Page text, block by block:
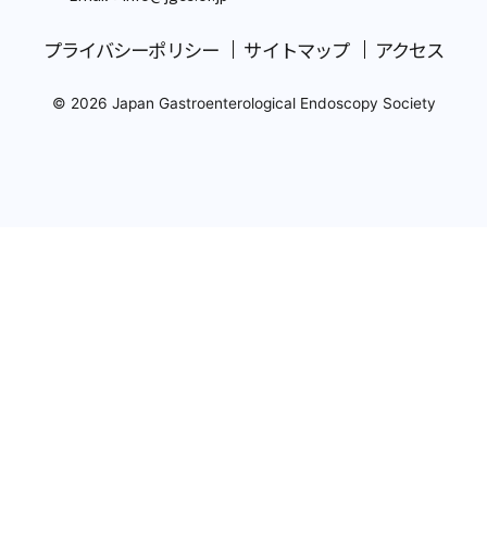
プライバシーポリシー サイトマップ アクセス
© 2026 Japan Gastroenterological Endoscopy Society